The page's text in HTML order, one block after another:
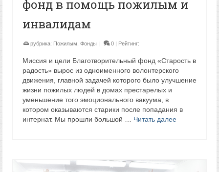
фонд в помощь пожилым и
инвалидам
рубрика: Пожилым, Фонды 0 | Рейтинг:
Миссия и цели Благотворительный фонд «Старость в
радость» вырос из одноименного волонтерского
движения, главной задачей которого было улучшение
жизни пожилых людей в домах престарелых и
уменьшение того эмоционального вакуума, в
котором оказываются старики после попадания в
интернат. Мы прошли большой … Читать далее